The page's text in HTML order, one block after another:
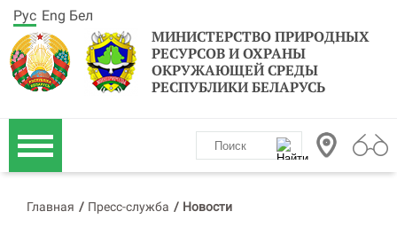
МИНИСТЕРСТВО ПРИРОДНЫХ
РЕСУРСОВ И ОХРАНЫ
ОКРУЖАЮЩЕЙ СРЕДЫ
РЕСПУБЛИКИ БЕЛАРУСЬ
Рус Eng Бел
Главная / Пресс-служба / Новости